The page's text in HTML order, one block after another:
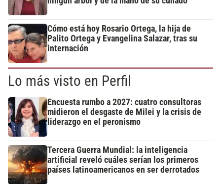
Cómo está hoy Rosario Ortega, la hija de
Palito Ortega y Evangelina Salazar, tras su
internación
Lo más visto en Perfil
Encuesta rumbo a 2027: cuatro consultoras
midieron el desgaste de Milei y la crisis de
liderazgo en el peronismo
Tercera Guerra Mundial: la inteligencia
artificial reveló cuáles serían los primeros
países latinoamericanos en ser derrotados